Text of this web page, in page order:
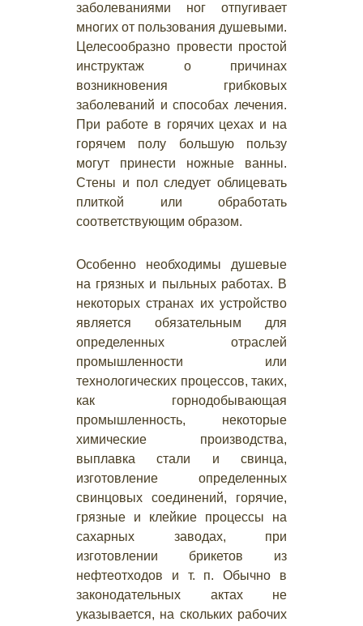
заболеваниями ног отпугивает
многих от пользования душевыми.
Целесообразно провести простой
инструктаж о причинах
возникновения грибковых
заболеваний и способах лечения.
При работе в горячих цехах и на
горячем полу большую пользу
могут принести ножные ванны.
Стены и пол следует облицевать
плиткой или обработать
соответствующим образом.
Особенно необходимы душевые
на грязных и пыльных работах. В
некоторых странах их устройство
является обязательным для
определенных отраслей
промышленности или
технологических процессов, таких,
как горнодобывающая
промышленность, некоторые
химические производства,
выплавка стали и свинца,
изготовление определенных
свинцовых соединений, горячие,
грязные и клейкие процессы на
сахарных заводах, при
изготовлении брикетов из
нефтеотходов и т. п. Обычно в
законодательных актах не
указывается, на скольких рабочих